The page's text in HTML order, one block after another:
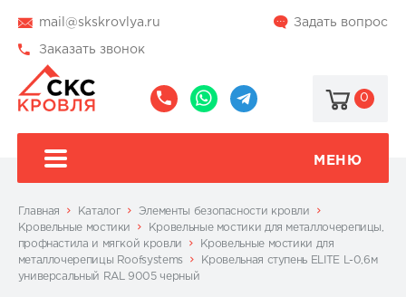
mail@skskrovlya.ru Задать вопрос
Заказать звонок
0
МЕНЮ
Главная Каталог
Элементы безопасности кровли
Кровельные мостики
Кровельные мостики для металлочерепицы,
профнастила и мягкой кровли
Кровельные мостики для
металлочерепицы Roofsystems
Кровельная ступень ELITE L-0,6м
универсальный RAL 9005 черный